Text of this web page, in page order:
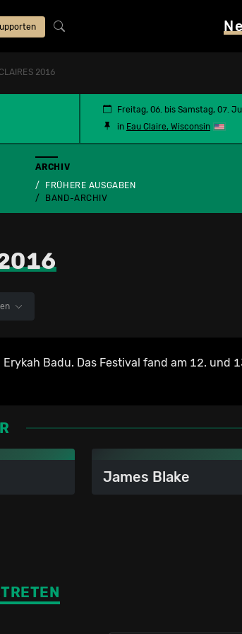
2016
Freitag, 06. bis Samstag, 07.
in Eau Claire, Wisconsin
ARCHIV
FRÜHERE AUSGABEN
BAND-ARCHIV
Badu. Das Festival fand am 12. und
James Blake